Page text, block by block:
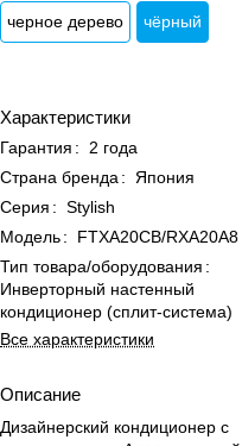
черное дерево чёрный
Характеристики
Гарантия :
2 года
Страна бренда :
Япония
Серия : Stylish
Модель:
FTXA20CB/RXA20A8
Тип товара/оборудования :
Инверторный настенный
кондиционер (сплит-система)
Все характеристики
Описание
Дизайнерский кондиционер с